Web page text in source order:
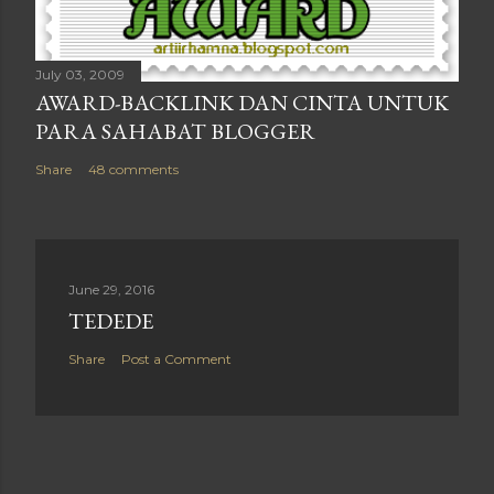
July 03, 2009
AWARD-BACKLINK DAN CINTA UNTUK
PARA SAHABAT BLOGGER
Share 48 comments
June 29, 2016
TEDEDE
Share Post a Comment